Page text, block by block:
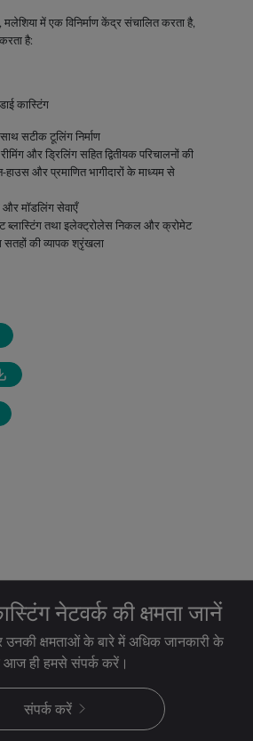
में एक विनिर्माण केंद्र संचालित करता है,
है:
कास्टिंग
सटीक टूलिंग निर्माण
और ड्रिलिंग सहित द्वितीयक परिचालनों की
और प्रमाणित भागीदारों के माध्यम से
और मॉडलिंग सेवाएँ
ब्लास्टिंग तथा इलेक्ट्रोलेस निकल और क्रोमेट
सतहों की व्यापक श्रृंखला
नेटवर्क की क्षमता जानें
उनकी क्षमताओं के बारे में अधिक जानकारी के
आज ही हमसे संपर्क करें।
संपर्क करें